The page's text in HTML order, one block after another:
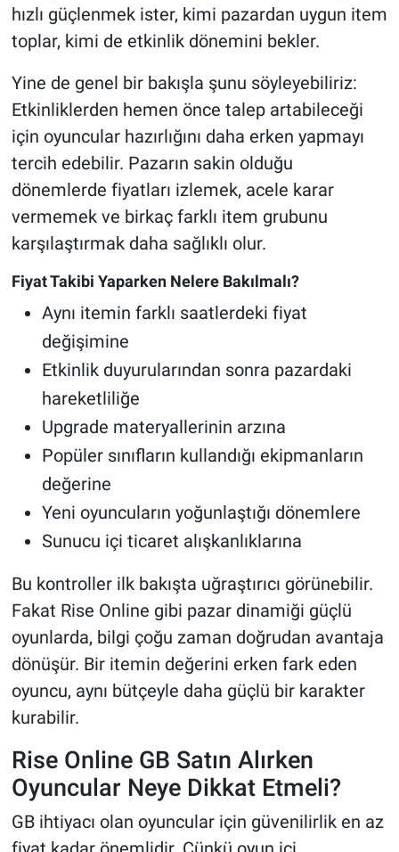
hızlı güçlenmek ister, kimi pazardan uygun item
toplar, kimi de etkinlik dönemini bekler.
Yine de genel bir bakışla şunu söyleyebiliriz:
Etkinliklerden hemen önce talep artabileceği
için oyuncular hazırlığını daha erken yapmayı
tercih edebilir. Pazarın sakin olduğu
dönemlerde fiyatları izlemek, acele karar
vermemek ve birkaç farklı item grubunu
karşılaştırmak daha sağlıklı olur.
Fiyat Takibi Yaparken Nelere Bakılmalı?
Aynı itemin farklı saatlerdeki fiyat
değişimine
Etkinlik duyurularından sonra pazardaki
hareketliliğe
Upgrade materyallerinin arzına
Popüler sınıfların kullandığı ekipmanların
değerine
Yeni oyuncuların yoğunlaştığı dönemlere
Sunucu içi ticaret alışkanlıklarına
Bu kontroller ilk bakışta uğraştırıcı görünebilir.
Fakat Rise Online gibi pazar dinamiği güçlü
oyunlarda, bilgi çoğu zaman doğrudan avantaja
dönüşür. Bir itemin değerini erken fark eden
oyuncu, aynı bütçeyle daha güçlü bir karakter
kurabilir.
Rise Online GB Satın Alırken
Oyuncular Neye Dikkat Etmeli?
GB ihtiyacı olan oyuncular için güvenilirlik en az